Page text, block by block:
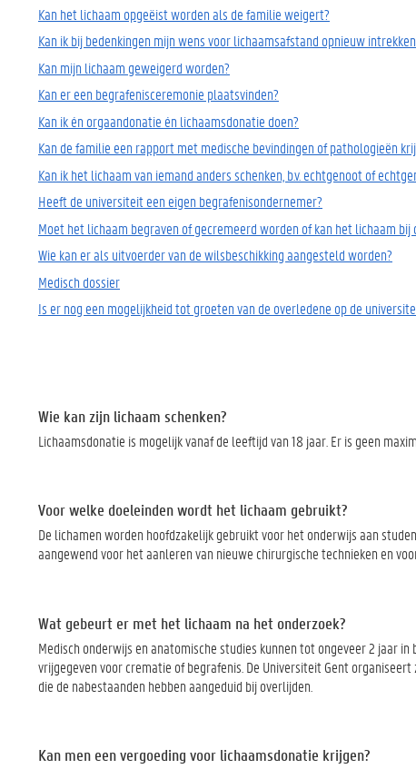
Kan het lichaam opgeëist worden als de familie weigert?
Kan ik bij bedenkingen mijn wens voor lichaamsafstand opnieuw
Kan mijn lichaam geweigerd worden?
Kan er een begrafenisceremonie plaatsvinden?
Kan ik én orgaandonatie én lichaamsdonatie doen?
Kan de familie een rapport met medische bevindingen of pathologieën
Kan ik het lichaam van iemand anders schenken, b.v. echtgenoot of
Heeft de universiteit een eigen begrafenisondernemer?
Moet het lichaam begraven of gecremeerd worden of kan het lichaam bij
Wie kan er als uitvoerder van de wilsbeschikking aangesteld worden?
Medisch dossier
Is er nog een mogelijkheid tot groeten van de overledene op de
Wie kan zijn lichaam schenken?
Lichaamsdonatie is mogelijk vanaf de leeftijd van 18 jaar. Er is geen
Voor welke doeleinden wordt het lichaam gebruikt?
De lichamen worden hoofdzakelijk gebruikt voor het onderwijs aan
aangewend voor het aanleren van nieuwe chirurgische technieken en
Wat gebeurt er met het lichaam na het onderzoek?
Medisch onderwijs en anatomische studies kunnen tot ongeveer 2 jaar
vrijgegeven voor crematie of begrafenis. De Universiteit Gent
die de nabestaanden hebben aangeduid bij overlijden.
Kan men een vergoeding voor lichaamsdonatie krijgen?